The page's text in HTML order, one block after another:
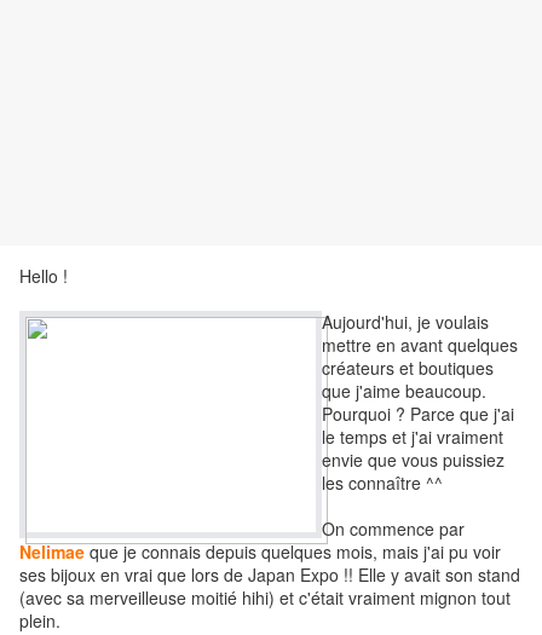
Hello !
Aujourd'hui, je voulais
mettre en avant quelques
créateurs et boutiques
que j'aime beaucoup.
Pourquoi ? Parce que j'ai
le temps et j'ai vraiment
envie que vous puissiez
les connaître ^^
On commence par
Nelimaeque je connais depuis quelques mois, mais j'ai pu voir
ses bijoux en vrai que lors de Japan Expo !! Elle y avait son stand
(avec sa merveilleuse moitié hihi) et c'était vraiment mignon tout
plein.